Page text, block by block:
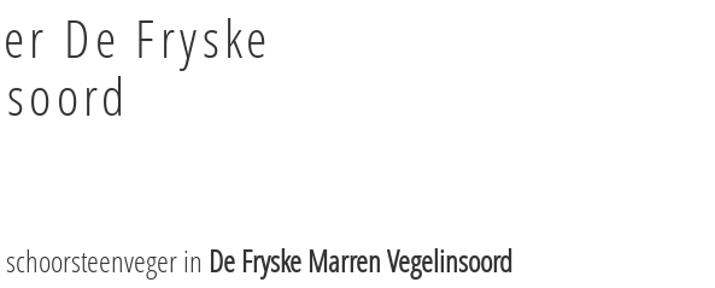
De Fryske
in De Fryske Marren Vegelinsoord